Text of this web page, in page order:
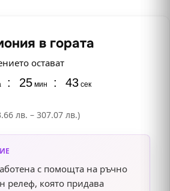
в гората
остават
: 25 мин : 42 сек
лв. – 307.07 лв.)
с помощта на ръчно
релеф, която придава